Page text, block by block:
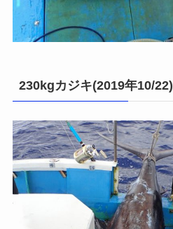
230kgカジキ(2019年10/22)